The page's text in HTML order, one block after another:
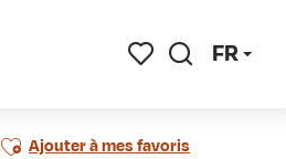
FR
Ajouter aux favoris
Ajouter à mes favoris